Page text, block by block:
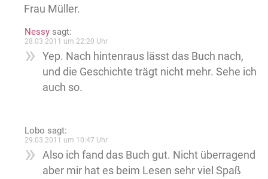
Frau Müller.
Nessy sagt:
28.03.2011 um 22:20 Uhr
Yep. Nach hintenraus lässt das Buch nach,
und die Geschichte trägt nicht mehr. Sehe ich
auch so.
Lobo sagt:
29.03.2011 um 10:47 Uhr
Also ich fand das Buch gut. Nicht überragend
aber mir hat es beim Lesen sehr viel Spaß